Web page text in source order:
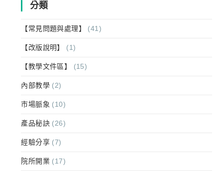
分類
【常見問題與處理】 (41)
【改版說明】 (1)
【教學文件區】 (15)
內部教學 (2)
市場脈象 (10)
產品秘訣 (26)
經驗分享 (7)
院所開業 (17)